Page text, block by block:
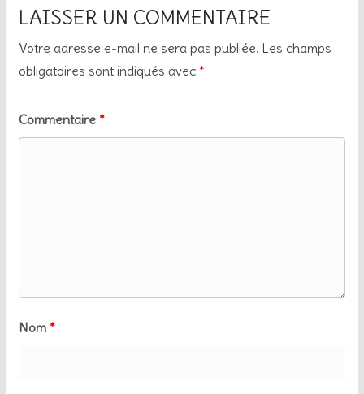
LAISSER UN COMMENTAIRE
Votre adresse e-mail ne sera pas publiée. Les champs
obligatoires sont indiqués avec *
Commentaire *
Nom *